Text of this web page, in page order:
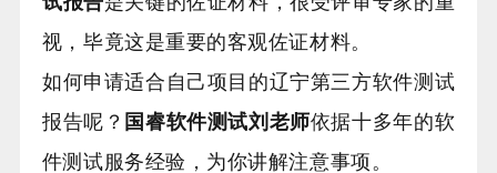
视，毕竟这是重要的客观佐证材料。
如何申请适合自己项目的辽宁第三方软件测试
报告呢？ 国睿软件测试刘老师依据十多年的软
件测试服务经验，为你讲解注意事项。